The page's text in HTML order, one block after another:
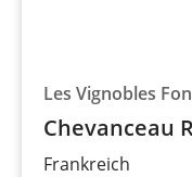
Les Vignobles
Chevanceau
Frankreich